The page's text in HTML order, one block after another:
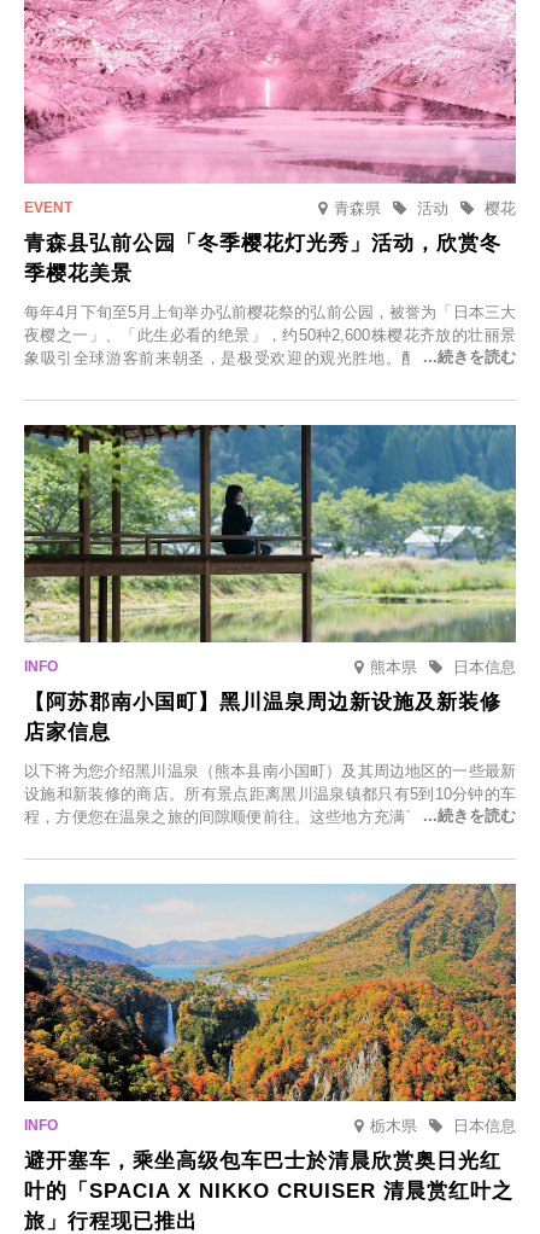
青森県 樱花
活动
青森县弘前公园「冬季樱花灯光秀」活动，欣赏冬
季樱花美景
每年4月下旬至5月上旬举办弘前樱花祭的弘前公园，被誉为「日本三大
夜樱之一」、「此生必看的绝景」，约50种2,600株樱花齐放的壮丽景
象吸引全球游客前来朝圣，是极受欢迎的观光胜地。配合最佳观雪时
「冬季樱花灯光秀」。
熊本県 日本信息
【阿苏郡南小国町】黑川温泉周边新设施及新装修
店家信息
以下将为您介绍黑川温泉（熊本县南小国町）及其周边地区的一些最新
设施和新装修的商店。所有景点距离黑川温泉镇都只有5到10分钟的车
程，方便您在温泉之旅的间隙顺便前往。这些地方充满了各种魅力，包
食材的餐厅。让您体验黑川温泉的全新乐趣。
栃木県 日本信息
避开塞车，乘坐高级包车巴士於清晨欣赏奥日光红
叶的「SPACIA X NIKKO CRUISER 清晨赏红叶之
旅」行程现已推出